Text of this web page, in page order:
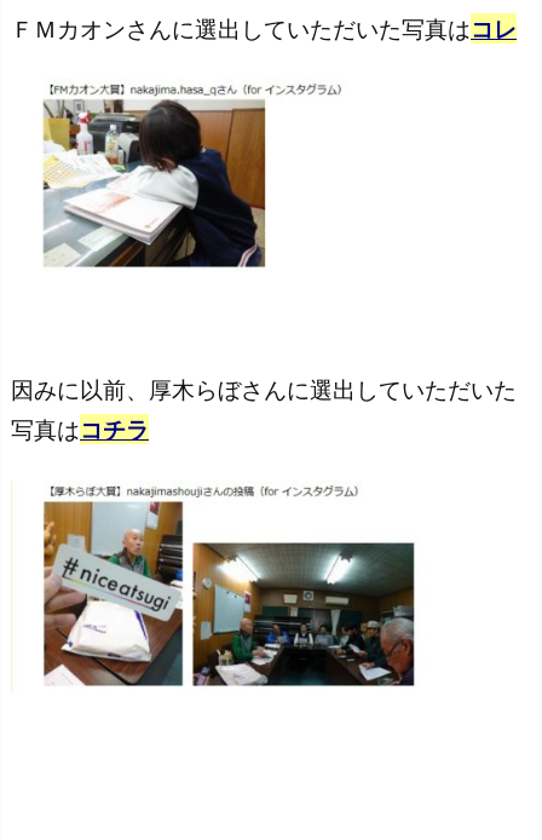
ＦＭカオンさんに選出していただいた写真はコレ
因みに以前、厚木らぼさんに選出していただいた
写真はコチラ